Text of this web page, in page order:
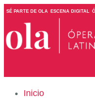
SÉ PARTE DE OLA ESCENA DIGITAL
Inicio